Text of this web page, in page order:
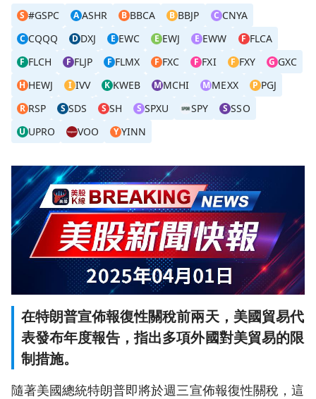
S #GSPC A ASHR B BBCA B BBJP C CNYA
C CQQQ D DXJ E EWC E EWJ E EWW F FLCA
F FLCH F FLJP F FLMX F FXC F FXI F FXY G GXC
H HEWJ I IVV K KWEB MMCHI MMEXX P PGJ
R RSP S SDS S SH S SPXU SPY S SSO
U UPRO VOO Y YINN
在特朗普宣佈報復性關稅前兩天，美國貿易代
表發布年度報告，指出多項外國對美貿易的限
制措施。
隨著美國總統特朗普即將於週三宣佈報復性關稅，這